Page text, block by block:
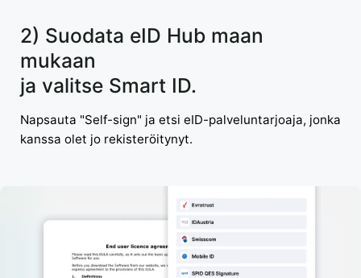
2) Suodata eID Hub maan
mukaan
ja valitse Smart ID.
Napsauta "Self-sign" ja etsi eID-palveluntarjoaja, jonka
kanssa olet jo rekisteröitynyt.